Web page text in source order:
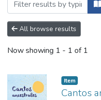
All browse results
Now showing 1 - 1 of 1
Item
Cantos